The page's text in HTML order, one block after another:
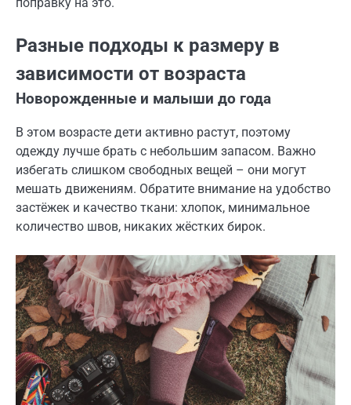
поправку на это.
Разные подходы к размеру в
зависимости от возраста
Новорожденные и малыши до года
В этом возрасте дети активно растут, поэтому
одежду лучше брать с небольшим запасом. Важно
избегать слишком свободных вещей – они могут
мешать движениям. Обратите внимание на удобство
застёжек и качество ткани: хлопок, минимальное
количество швов, никаких жёстких бирок.